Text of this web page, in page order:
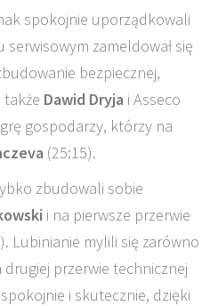
spokojnie uporządkowali
zameldował się
bezpiecznej,
także Dawid Dryja i Asseco
gospodarzy, którzy na
(25:15).
zbudowali sobie
i na pierwsze przerwie
Lubinianie mylili się zarówno
drugiej przerwie technicznej
i skutecznie, dzięki